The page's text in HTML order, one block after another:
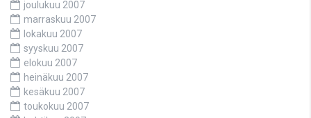
joulukuu 2007
marraskuu 2007
lokakuu 2007
syyskuu 2007
elokuu 2007
heinäkuu 2007
kesäkuu 2007
toukokuu 2007